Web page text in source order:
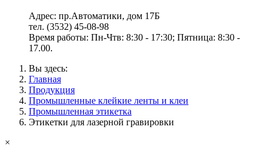
Адрес: пр.Автоматики, дом 17Б
тел. (3532) 45-08-98
Время работы: Пн-Чтв: 8:30 - 17:30; Пятница: 8:30 -
17.00.
Вы здесь:
Главная
Продукция
Промышленные клейкие ленты и клеи
Промышленная этикетка
Этикетки для лазерной гравировки
×